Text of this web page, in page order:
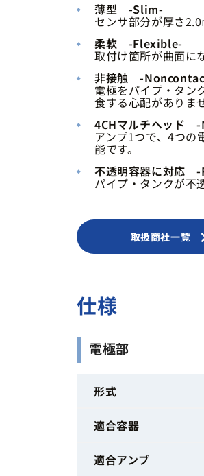
薄型 -Slim-
センサ部分が厚さ2.0
柔軟 -Flexible-
取付け箇所が曲面に
非接触 -
電極をパイプ・タン
食する心配がありま
4CHマルチヘッド
アンプ1つで、4つの
能です。
不透明容器に対応
パイプ・タンクが不
取扱商社一覧
仕様
電極部
形式
適合容器
適合アンプ